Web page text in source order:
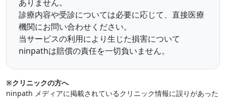
ありません。
診療内容や受診については必要に応じて、直接医療
機関にお問い合わせください。
当サービスの利用により生じた損害について
ninpathは賠償の責任を一切負いません。
※クリニックの方へ
ninpath メディアに掲載されているクリニック情報に誤りがあった